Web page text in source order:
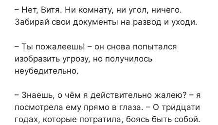
– Нет, Витя. Ни комнату, ни угол, ничего.
Забирай свои документы на развод и уходи.
– Ты пожалеешь! – он снова попытался
изобразить угрозу, но получилось
неубедительно.
– Знаешь, о чём я действительно жалею? – я
посмотрела ему прямо в глаза. – О тридцати
годах, которые потратила, боясь быть собой.